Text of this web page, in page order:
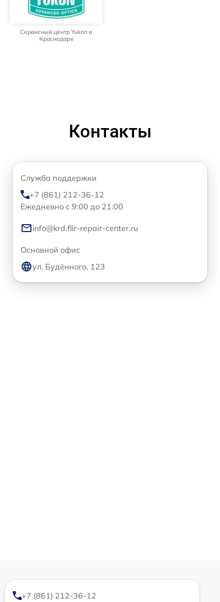
Сервисный центр Yukon в
Краснодаре
Контакты
Служба поддержки
+7 (861) 212-36-12
Ежедневно с 9:00 до 21:00
info@krd.flir-repair-center.ru
Основной офис
ул. Будённого, 123
+7 (861) 212-36-12